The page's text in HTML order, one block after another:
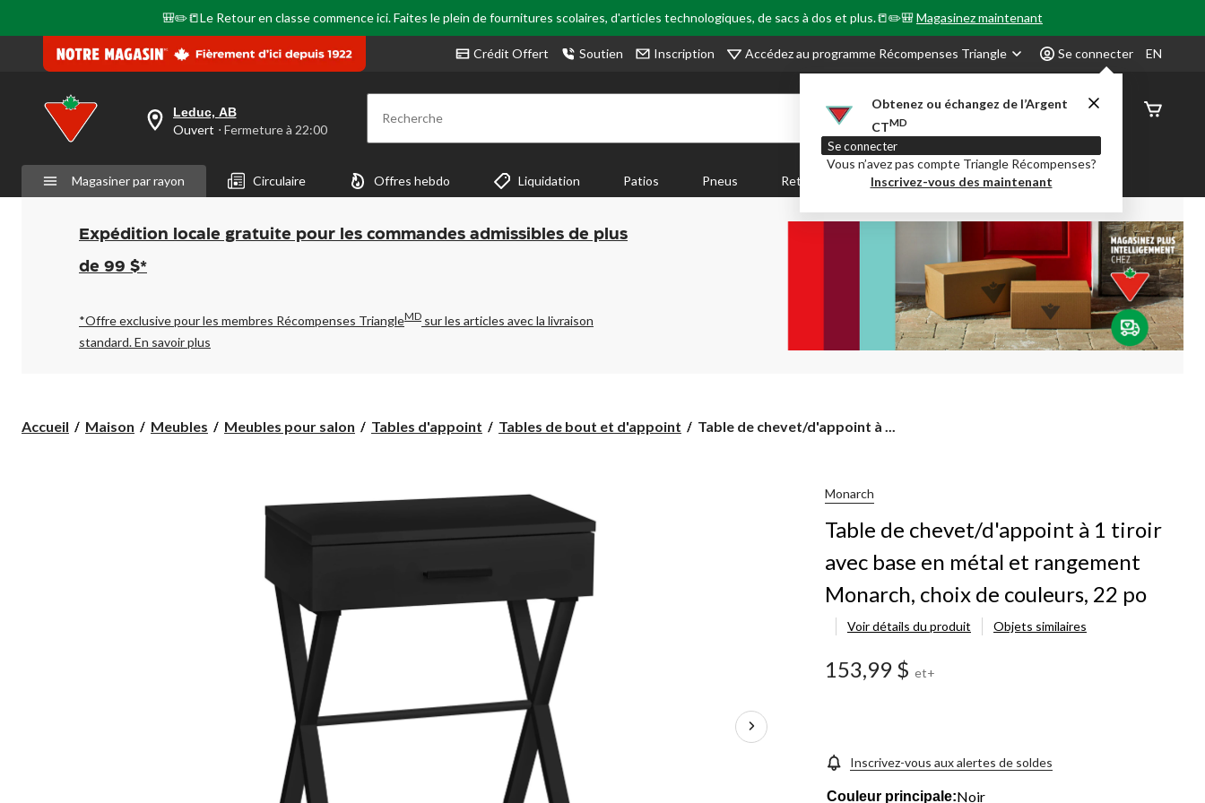
🎒✏️📒Le Retour en classe commence ici. Faites le plein de fournitures scolaires, d'articles technologiques, de sacs à dos et plus.📒✏️🎒Magasinez maintenant
Crédit Offert Soutien Inscription Accédez au programme Récompenses Triangle Se connecter
Obtenez ou échangez de l’Argent
CTMD
Se connecter
Vous n’avez pas compte Triangle Récompenses?
Inscrivez-vous des maintenant
EN
votre
est
Leduc,
AB,
Ouvert,
Fermeture
à
pour
changer
Leduc, AB
Ouvert ⋅ Fermeture à 22:00 Recherche
État de
Magasiner par rayon Circulaire Offres hebdo Liquidation Patios Pneus Retour en Classe Party City Centre-auto
Expédition locale gratuite pour les commandes admissibles de plus
de 99 $*
*Offre exclusive pour les membres Récompenses TriangleMD sur les articles avec la livraison
standard.En savoir plus
Accueil Maison Meubles Meubles pour salon Tables d'appoint Tables de bout et d'appoint
Table
Table de chevet/d'appoint à ...
Monarch
Table de chevet/d'appoint à 1 tiroir
avec base en métal et rangement
Monarch, choix de couleurs, 22 po
Voir détails du produit Objets similaires
153,99 $ et+
Inscrivez-vous aux alertes de soldes
Couleur principale:Noir